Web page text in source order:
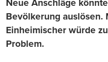
Neue Anschläge
Bevölkerung
Einheimischer würde
Problem.